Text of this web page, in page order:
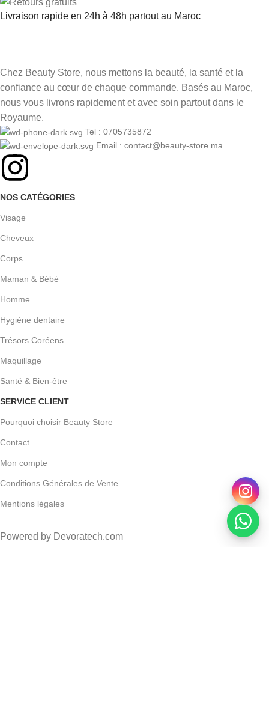
Livraison rapide en 24h à 48h partout au Maroc
Chez Beauty Store, nous mettons la beauté, la santé et la
confiance au cœur de chaque commande. Basés au Maroc,
nous vous livrons rapidement et avec soin partout dans le
Royaume.
Tel : 0705735872
Email : contact@beauty-store.ma
NOS CATÉGORIES
Visage
Cheveux
Corps
Maman & Bébé
Homme
Hygiène dentaire
Trésors Coréens
Maquillage
Santé & Bien-être
SERVICE CLIENT
Pourquoi choisir Beauty Store
Contact
Mon compte
Conditions Générales de Vente
Mentions légales
Powered by Devoratech.com